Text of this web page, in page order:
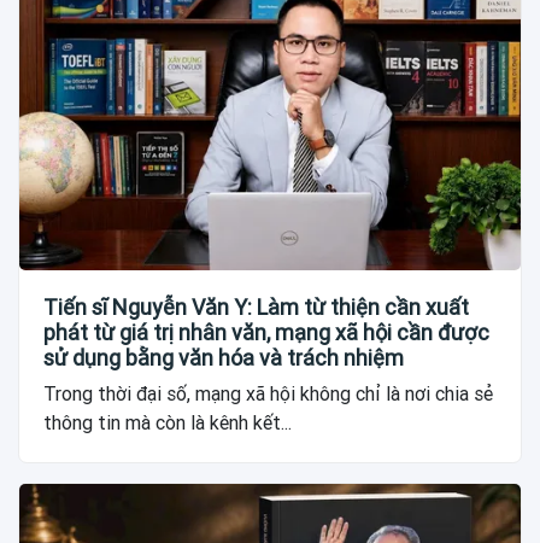
Tiến sĩ Nguyễn Văn Y: Làm từ thiện cần xuất
phát từ giá trị nhân văn, mạng xã hội cần được
sử dụng bằng văn hóa và trách nhiệm
Trong thời đại số, mạng xã hội không chỉ là nơi chia sẻ
thông tin mà còn là kênh kết...